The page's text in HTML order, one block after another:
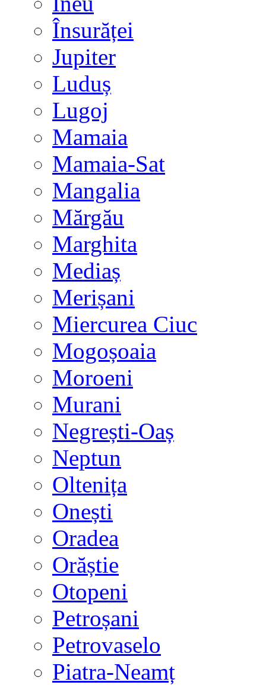
Însurăței
Jupiter
Luduș
Lugoj
Mamaia
Mamaia-Sat
Mangalia
Mărgău
Marghita
Mediaș
Merișani
Miercurea Ciuc
Mogoșoaia
Moroeni
Murani
Negrești-Oaș
Neptun
Oltenița
Onești
Oradea
Orăștie
Otopeni
Petroșani
Petrovaselo
Piatra-Neamț